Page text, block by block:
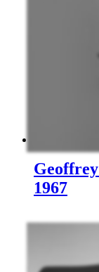
1967